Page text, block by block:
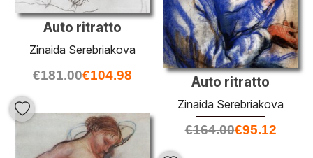
Auto ritratto
Zinaida Serebriakova
€181.00€104.98 Auto ritratto
Zinaida Serebriakova
€164.00€95.12